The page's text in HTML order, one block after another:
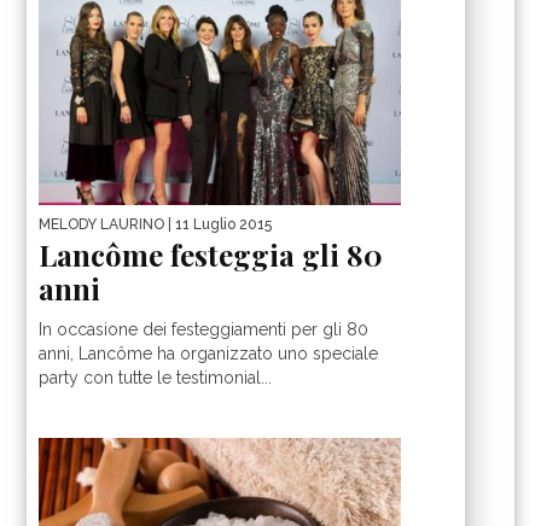
MELODY LAURINO | 11 Luglio 2015
Lancôme festeggia gli 80
anni
In occasione dei festeggiamenti per gli 80
anni, Lancôme ha organizzato uno speciale
party con tutte le testimonial...